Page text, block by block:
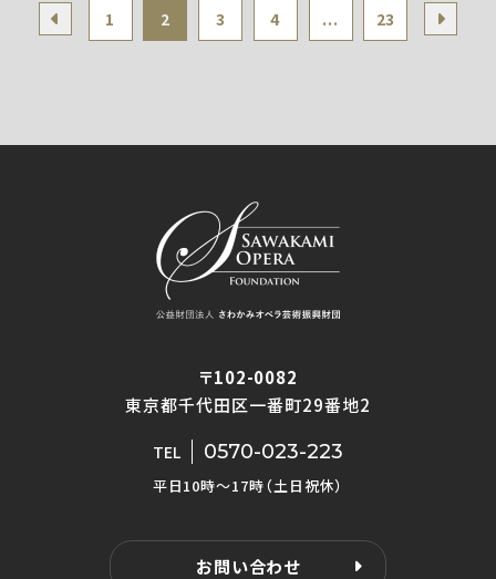
1 2 3 4 ... 23
〒102-0082
東京都千代田区一番町29番地2
TEL 0570-023-223
平日10時〜17時（土日祝休）
お問い合わせ